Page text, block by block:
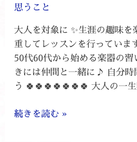
思うこと
大人を対象に ✨生涯の趣味を
重してレッスンを行っていま
50代60代から始める楽器の
きには仲間と一緒に♪ 自分時
う 🍀🍀🍀🍀🍀🍀🍀 大人の一
続きを読む »